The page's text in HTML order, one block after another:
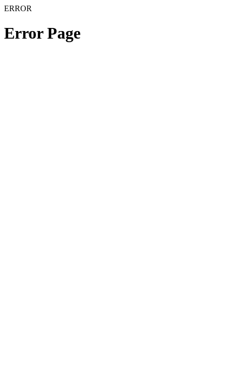
ERROR
Error Page